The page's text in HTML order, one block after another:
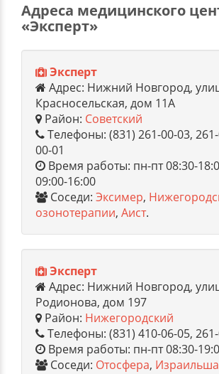
Адреса медицинского
«Эксперт»
Эксперт
Адрес: Нижний Новгород,
Красносельская, дом 11А
Район: Советский
Телефоны: (831) 261-00-03,
00-01
Время работы: пн-пт 08:30-
09:00-16:00
Соседи: Эксимер,
озонотерапии, Аист.
Эксперт
Адрес: Нижний Новгород,
Родионова, дом 197
Район: Нижегородский
Телефоны: (831) 410-06-05,
Время работы: пн-пт 08:30-
Соседи: Отосфера,